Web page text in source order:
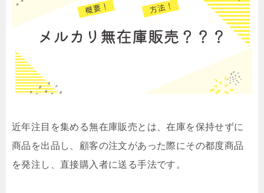
近年注目を集める無在庫販売とは、在庫を保持せずに
商品を出品し、顧客の注文があった際にその都度商品
を発注し、直接購入者に送る手法です。